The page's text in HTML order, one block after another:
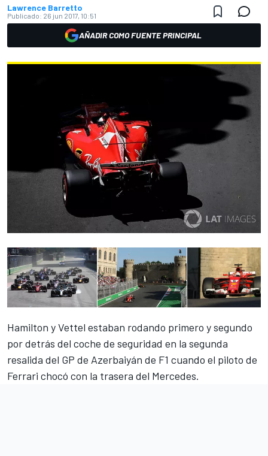
Lawrence Barretto
Publicado: 26 jun 2017, 10:51
AÑADIR COMO FUENTE PRINCIPAL
Hamilton y Vettel estaban rodando primero y segundo
por detrás del coche de seguridad en la segunda
resalida del GP de Azerbaiyán de F1 cuando el piloto de
Ferrari chocó con la trasera del Mercedes.